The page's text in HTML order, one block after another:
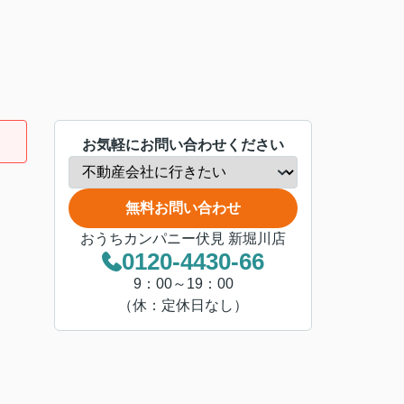
お気軽にお問い合わせください
無料お問い合わせ
おうちカンパニー伏見 新堀川店
0120-4430-66
9：00～19：00
（休：定休日なし）